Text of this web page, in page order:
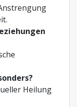
Heilung